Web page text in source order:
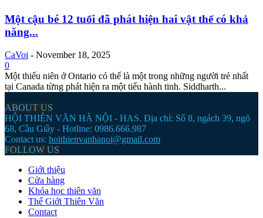
Một cậu bé 12 tuổi đã phát hiện hai vật thể có khả
năng...
CaVoi - November 18, 2025
0
Một thiếu niên ở Ontario có thể là một trong những người trẻ nhất
tại Canada từng phát hiện ra một tiểu hành tinh. Siddharth...
ABOUT US
HỘI THIÊN VĂN HÀ NỘI - HAS. Địa chỉ: Số 8, ngách 39, ngõ
68, Cầu Giầy - Hotline: 0986.666.987
Contact us: hoithienvanhanoi@gmail.com
FOLLOW US
Giới thiệu
Cửa hàng
Khóa học thiên văn
Thế Giới Thiên Văn
Contact